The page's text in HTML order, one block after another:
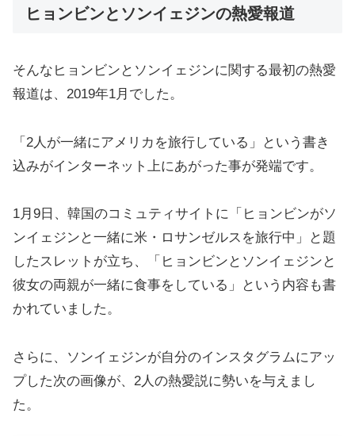
ヒョンビンとソンイェジンの熱愛報道
そんなヒョンビンとソンイェジンに関する最初の熱愛
報道は、2019年1月でした。
「2人が一緒にアメリカを旅行している」という書き
込みがインターネット上にあがった事が発端です。
1月9日、韓国のコミュティサイトに「ヒョンビンがソ
ンイェジンと一緒に米・ロサンゼルスを旅行中」と題
したスレットが立ち、「ヒョンビンとソンイェジンと
彼女の両親が一緒に食事をしている」という内容も書
かれていました。
さらに、ソンイェジンが自分のインスタグラムにアッ
プした次の画像が、2人の熱愛説に勢いを与えまし
た。